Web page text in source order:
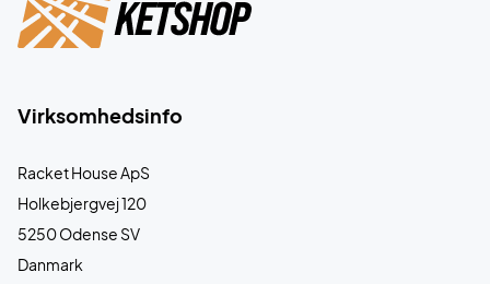
Virksomhedsinfo
Racket House ApS
Holkebjergvej 120
5250 Odense SV
Danmark